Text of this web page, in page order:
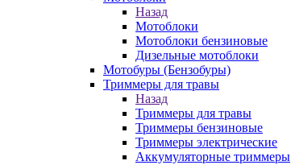
Назад
Мотоблоки
Мотоблоки бензиновые
Дизельные мотоблоки
Мотобуры (Бензобуры)
Триммеры для травы
Назад
Триммеры для травы
Триммеры бензиновые
Триммеры электрические
Аккумуляторные триммеры